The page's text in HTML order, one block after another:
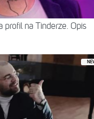
profil na Tinderze. Opis